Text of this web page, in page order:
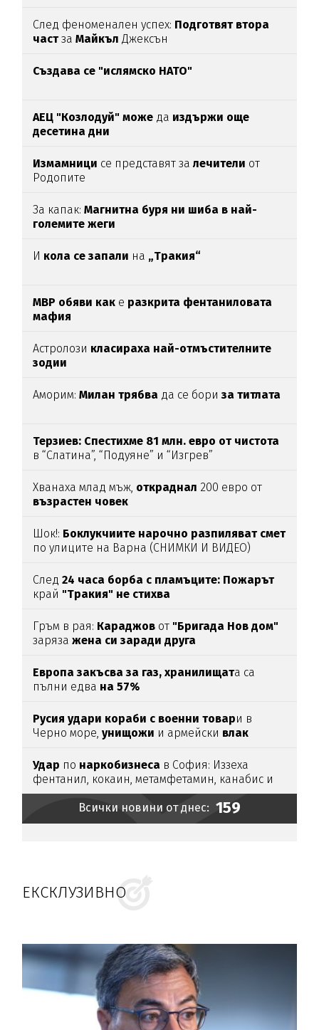
След феноменален успех: Подготвят втора
частза Майкъл Джексън
Създава се "ислямско НАТО"
АЕЦ "Козлодуй" може да издържи още
десетина дни
Измамници се представят залечители от
Родопите
За капак:Магнитна буря ни шиба в най-
големите жеги
И кола се запали на „Тракия“
МВР обяви как е разкрита фентаниловата
мафия
Астролози класираха най-отмъстителните
зодии
Аморим:Милан трябва да се бориза титлата
Терзиев: Спестихме 81 млн. евро от чистота
в “Слатина”, “Подуяне” и “Изгрев”
Хванаха млад мъж, откраднал 200 евро от
възрастен човек
Шок!: Боклукчиите нарочно разпиляват смет
по улиците на Варна (СНИМКИ И ВИДЕО)
След 24 часа борба с пламъците: Пожарът
край "Тракия" не стихва
Гръм в рая: Караджов от "Бригада Нов дом"
зарязажена си заради друга
Европа закъсва за газ, хранилищата са
пълни едва на 57%
Русия удари кораби с военни товари в
Черно море,унищожи и армейски влак
Удар по наркобизнеса в София: Иззеха
фентанил, кокаин, метамфетамин, канабис и
над46 000 евро
Всички новини от днес: 159
ЕКСКЛУЗИВНО